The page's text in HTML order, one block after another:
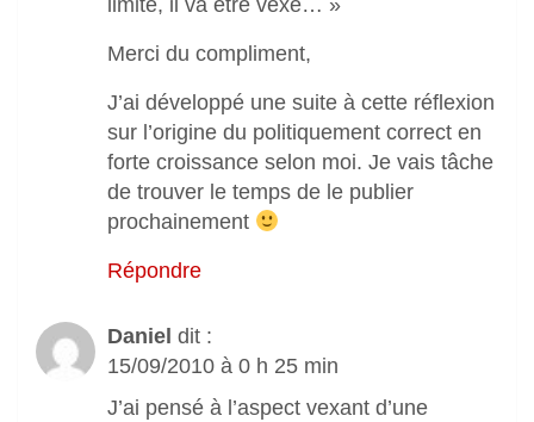
limité, il va être vexé… »
Merci du compliment,
J’ai développé une suite à cette réflexion
sur l’origine du politiquement correct en
forte croissance selon moi. Je vais tâche
de trouver le temps de le publier
prochainement
Répondre
Daniel dit :
15/09/2010 à 0 h 25 min
J’ai pensé à l’aspect vexant d’une